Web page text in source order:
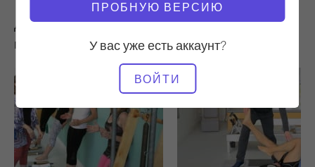
ПРОБНУЮ ВЕРСИЮ
У вас уже есть аккаунт?
ВОЙТИ
Другие тренировки, которые вам могут
понравиться